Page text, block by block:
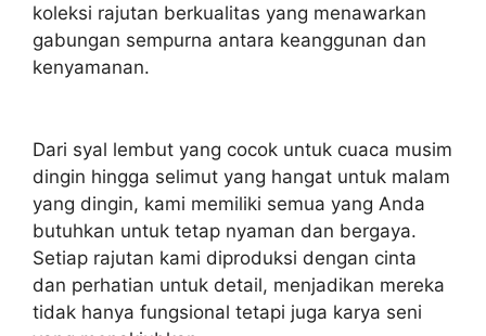
koleksi rajutan berkualitas yang menawarkan
gabungan sempurna antara keanggunan dan
kenyamanan.
Dari syal lembut yang cocok untuk cuaca musim
dingin hingga selimut yang hangat untuk malam
yang dingin, kami memiliki semua yang Anda
butuhkan untuk tetap nyaman dan bergaya.
Setiap rajutan kami diproduksi dengan cinta
dan perhatian untuk detail, menjadikan mereka
tidak hanya fungsional tetapi juga karya seni